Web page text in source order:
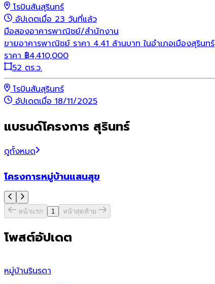
โรบินสันสุรินทร์
อัปเดตเมื่อ 23 วันที่แล้ว
มือสองอาคารพาณิชย์/สำนักงาน
ขายอาคารพาณิชย์ ราคา 4.41 ล้านบาท ในอำเภอเมืองสุรินทร์
ราคา ฿4,410,000
52 ตร.ว.
โรบินสันสุรินทร์
อัปเดตเมื่อ 18/11/2025
แบรนด์โครงการ สุรินทร์
ดูทั้งหมด
โครงการหมู่บ้านแสนสุข
หน้าแรก 1 หน้าสุดท้าย
โพสต์อัปเดต
หมู่บ้านรินรดา